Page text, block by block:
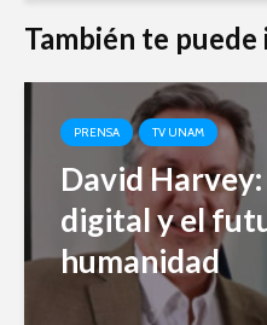
También te
PRENSA TV UNAM
David
digital y el
humanidad